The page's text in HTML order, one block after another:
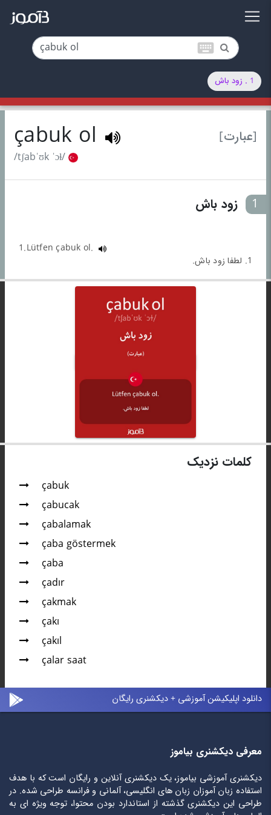
keyboard
1 . زود باش
[عبارت] çabuk ol
/tʃabˈʊk ˈɔɫ/
1 زود باش
1.Lütfen çabuk ol.
1. لطفا زود باش.
کلمات نزدیک
çabuk
çabucak
çabalamak
çaba göstermek
çaba
çadır
çakmak
çakı
çakıl
çalar saat
دانلود اپلیکیشن آموزشی + دیکشنری رایگان
معرفی دیکشنری بیاموز
دیکشنری آموزشی بیاموز، یک دیکشنری آنلاین و رایگان است که با هدف
استفاده زبان آموزان زبان های انگلیسی، آلمانی و فرانسه طراحی شده. در
طراحی این دیکشنری گذشته از استاندارد بودن محتوا، توجه ویژه ای به